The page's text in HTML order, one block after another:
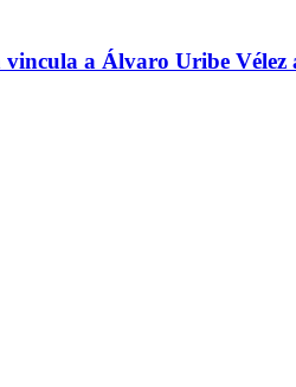
a Álvaro Uribe